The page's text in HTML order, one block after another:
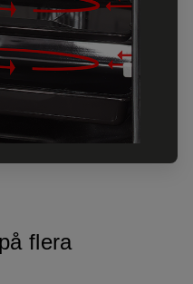
flera